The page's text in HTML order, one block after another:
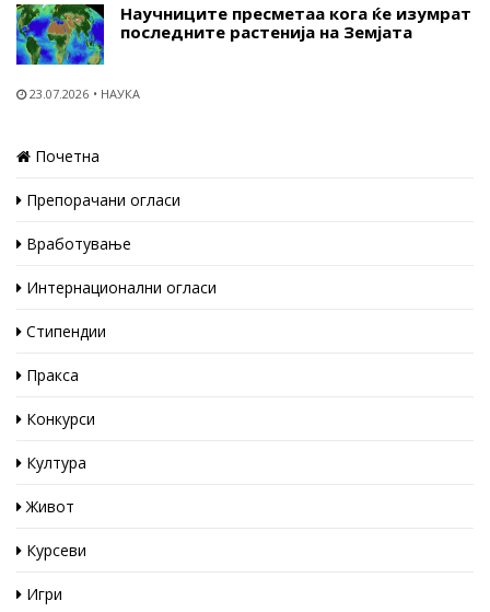
Научниците пресметаа кога ќе изумрат
последните растенија на Земјата
23.07.2026 НАУКА
Почетна
Препорачани огласи
Вработување
Интернационални огласи
Стипендии
Пракса
Конкурси
Култура
Живот
Курсеви
Игри